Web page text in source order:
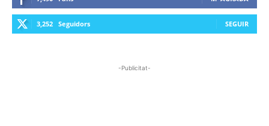
3,252 Seguidors SEGUIR
-Publicitat-